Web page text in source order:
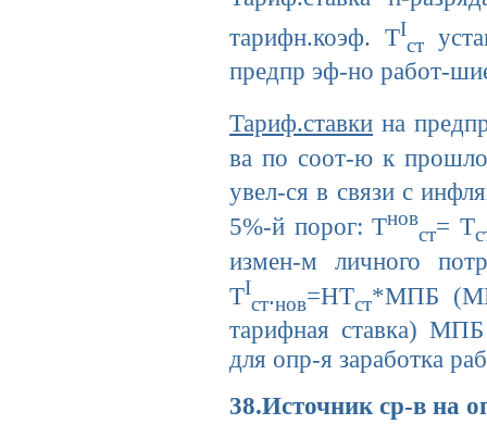
тарифн.коэф. ТΙ
ст
предпр эф-но работ-
Тариф.ставки на
ва по соот-ю к
увел-ся в связи с
5%-й порог: Тнов
ст= Т
измен-м личного
ТI
ст.нов=НТст*МПБ
тарифная ставка)
для опр-я заработка
38.Источник ср-в на